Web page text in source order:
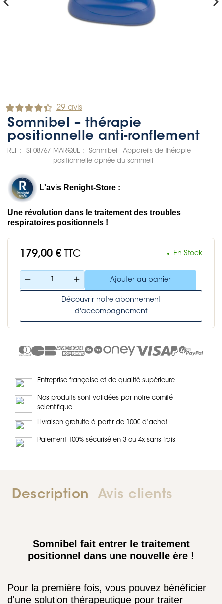
29 avis
Somnibel – thérapie
positionnelle anti-ronflement
REF : SI 08767 MARQUE :
Somnibel - Appareils de thérapie
positionnelle apnée du sommeil
L'avis Renight-Store :
Une révolution dans le traitement des troubles
respiratoires positionnels !
179,00 € TTC En Stock
remove add Ajouter au panier
Découvrir notre abonnement
d'accompagnement
Entreprise française et de qualité supérieure
Nos produits sont validées par notre comité
scientifique
Livraison gratuite à partir de 100€ d’achat
Paiement 100% sécurisé en 3 ou 4x sans frais
Description Avis clients
Somnibel fait entrer le traitement
positionnel dans une nouvelle ère !
Pour la première fois, vous pouvez bénéficier
d'une solution thérapeutique pour traiter